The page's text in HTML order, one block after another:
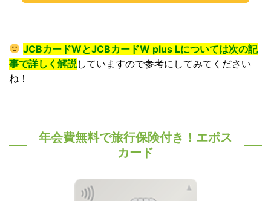
JCBカードWとJCBカードW plus Lについては次の記
事で詳しく解説していますので参考にしてみてください
ね！
年会費無料で旅行保険付き！エポス
カード